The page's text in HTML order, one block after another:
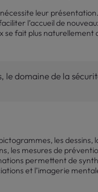
leur
l’accueil de
se fait plus
le domaine de la
les dessins,
les mesures de
permettent de
et l’imagerie